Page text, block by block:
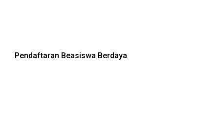
Pendaftaran Beasiswa Berdaya